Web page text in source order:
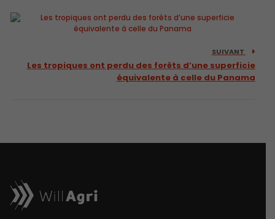
SUIVANT
Les tropiques ont perdu des forêts d’une superficie
équivalente à celle du Panama